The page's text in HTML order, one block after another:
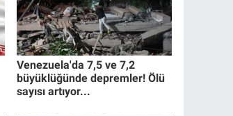
Venezuela'da 7,5 ve 7,2
büyüklüğünde depremler! Ölü
sayısı artıyor...